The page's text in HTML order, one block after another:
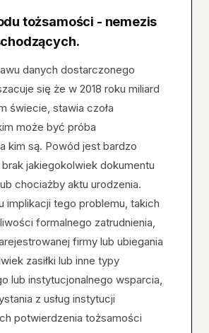
tożsamości - nemezis
danych dostarczonego
się że w 2018 roku miliard
świecie, stawia czoła
może być próba
kim są. Powód jest bardzo
jakiegokolwiek dokumentu
chociażby aktu urodzenia.
implikacji tego problemu, takich
formalnego zatrudnienia,
firmy lub ubiegania
zasiłki lub inne typy
lub instytucjonalnego wsparcia,
z usług instytucji
potwierdzenia tożsamości